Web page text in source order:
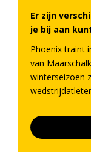
Er zijn
je bij aan
Phoenix traint
van
winterseizoen